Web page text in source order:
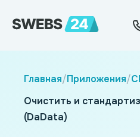
Главная/Приложения/
Очистить и
(DaData)